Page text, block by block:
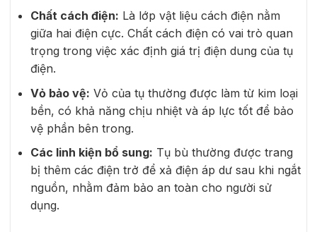
Chất cách điện: Là lớp vật liệu cách điện nằm
giữa hai điện cực. Chất cách điện có vai trò quan
trọng trong việc xác định giá trị điện dung của tụ
điện.
Vỏ bảo vệ: Vỏ của tụ thường được làm từ kim loại
bền, có khả năng chịu nhiệt và áp lực tốt để bảo
vệ phần bên trong.
Các linh kiện bổ sung: Tụ bù thường được trang
bị thêm các điện trở để xả điện áp dư sau khi ngắt
nguồn, nhằm đảm bảo an toàn cho người sử
dụng.